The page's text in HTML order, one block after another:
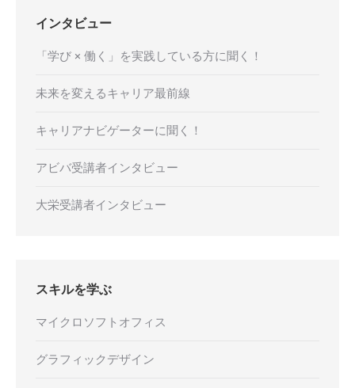
インタビュー
「学び × 働く」を実践している方に聞く！
未来を変えるキャリア最前線
キャリアナビゲーターに聞く！
アビバ受講者インタビュー
大栄受講者インタビュー
スキルを学ぶ
マイクロソフトオフィス
グラフィックデザイン